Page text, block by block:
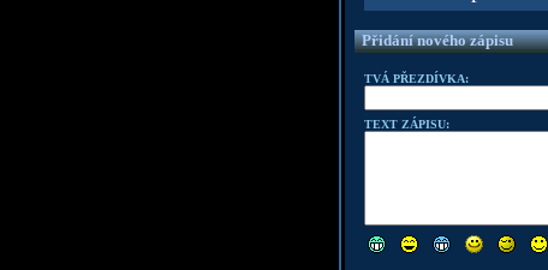
Přidání nového zápisu
TVÁ PŘEZDÍVKA:
TEXT ZÁPISU: